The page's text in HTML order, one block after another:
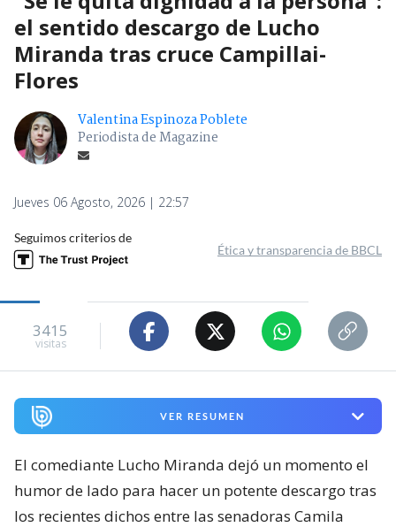
el sentido descargo de Lucho
Miranda tras cruce Campillai-
Flores
Valentina Espinoza Poblete
Periodista de Magazine
Jueves 06 Agosto, 2026 | 22:57
Seguimos criterios de
Ética y transparencia de BBCL
3415
visitas
VER RESUMEN
El comediante Lucho Miranda dejó un momento el
humor de lado para hacer un potente descargo tras
los recientes dichos entre las senadoras Camila